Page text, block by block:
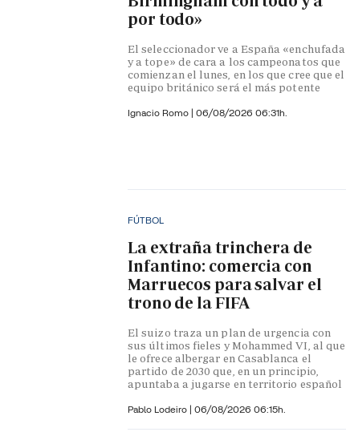
por todo»
El seleccionador ve a España «enchufada
y a tope» de cara a los campeonatos que
comienzan el lunes, en los que cree que el
equipo británico será el más potente
Ignacio Romo | 06/08/2026 06:31h.
FÚTBOL
La extraña trinchera de
Infantino: comercia con
Marruecos para salvar el
trono de la FIFA
El suizo traza un plan de urgencia con
sus últimos fieles y Mohammed VI, al que
le ofrece albergar en Casablanca el
partido de 2030 que, en un principio,
apuntaba a jugarse en territorio español
Pablo Lodeiro | 06/08/2026 06:15h.